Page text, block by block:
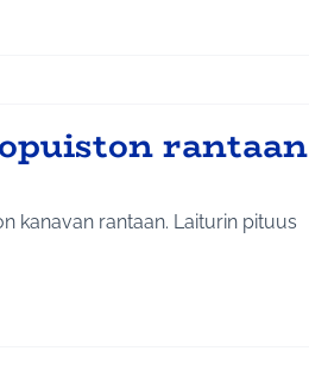
rantaan
kanavan rantaan. Laiturin pituus